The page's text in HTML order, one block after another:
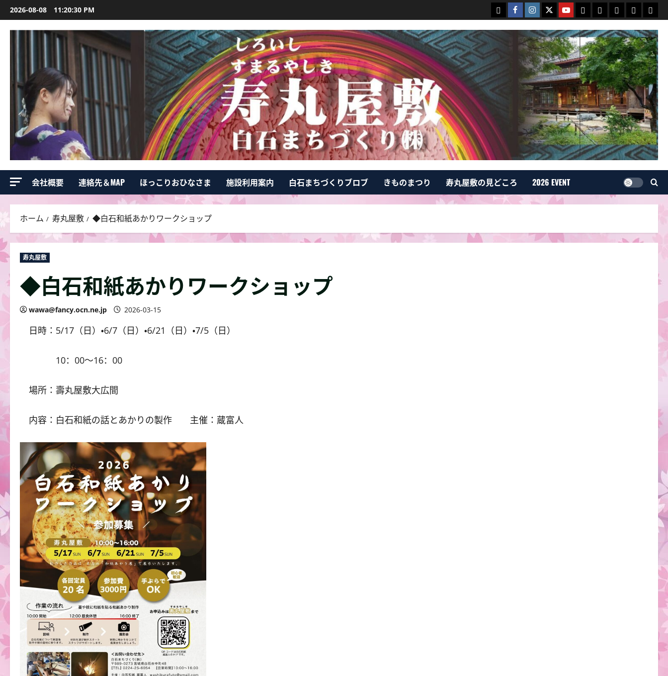
ン
2026-08-08 11:20:31 PM
白
ち
づ
く
り
Facebook
石
ま
ち
づ
Instagram
丸
屋
敷
情
報
Twitter
丸
屋
敷
情
報
Youtube
寿
屋
敷
の
見
ど
こ
ろ
白
和
紙
蔵
富
人
Eventsyuuriyou
2026
会社概要 連絡先＆MAP ほっこりおひなさま 施設利用案内 白石まちづくりブロブ きものまつり 寿丸屋敷の見どころ 2026 EVENT
ホーム 寿丸屋敷 ◆白石和紙あかりワークショップ
寿丸屋敷
◆白石和紙あかりワークショップ
wawa@fancy.ocn.ne.jp 2026-03-15
日時：5/17（日）・6/7（日）・6/21（日）・7/5（日）
10：00～16：00
場所：壽丸屋敷大広間
内容：白石和紙の話とあかりの製作 主催：蔵富人